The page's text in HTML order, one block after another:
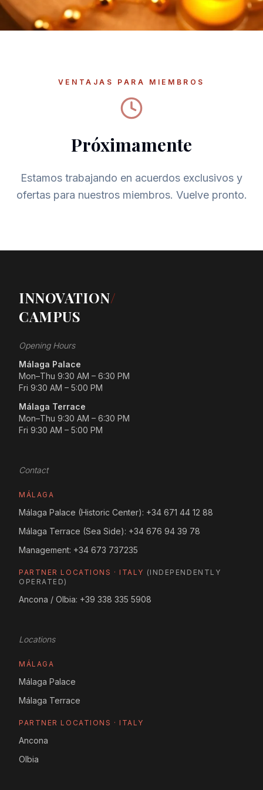
Galería
VENTAJAS PARA MIEMBROS
Próximamente
Estamos trabajando en acuerdos exclusivos y
ofertas para nuestros miembros. Vuelve pronto.
INNOVATION/
CAMPUS
Opening Hours
Málaga Palace
Mon–Thu 9:30 AM – 6:30 PM
Fri 9:30 AM – 5:00 PM
Málaga Terrace
Mon–Thu 9:30 AM – 6:30 PM
Fri 9:30 AM – 5:00 PM
Contact
MÁLAGA
Málaga Palace (Historic Center): +34 671 44 12 88
Málaga Terrace (Sea Side): +34 676 94 39 78
Management: +34 673 737235
PARTNER LOCATIONS · ITALY (INDEPENDENTLY
OPERATED)
Ancona / Olbia: +39 338 335 5908
Locations
MÁLAGA
Málaga Palace
Málaga Terrace
PARTNER LOCATIONS · ITALY
Ancona
Olbia